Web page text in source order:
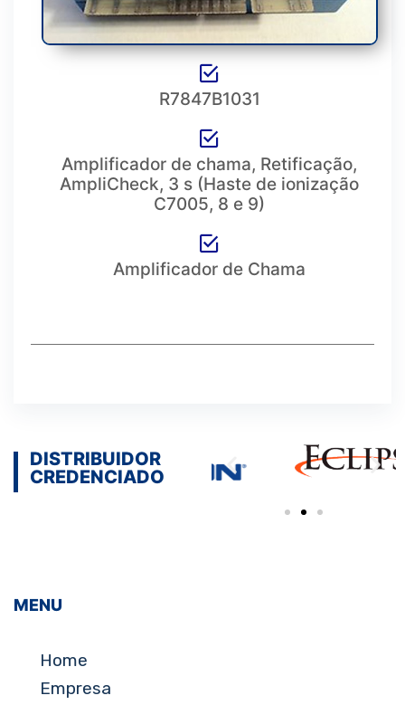
R7847B1031
Amplificador de chama, Retificação,
AmpliCheck, 3 s (Haste de ionização
C7005, 8 e 9)
Amplificador de Chama
DISTRIBUIDOR
CREDENCIADO
MENU
Home
Empresa